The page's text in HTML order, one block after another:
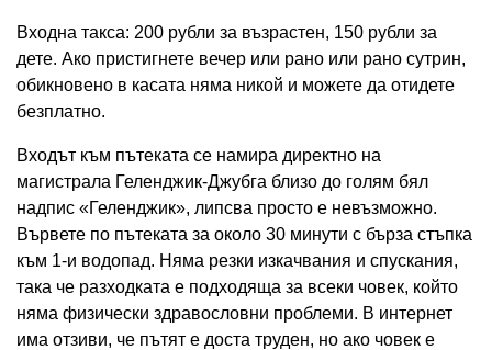
Входна такса: 200 рубли за възрастен, 150 рубли за
дете. Ако пристигнете вечер или рано или рано сутрин,
обикновено в касата няма никой и можете да отидете
безплатно.
Входът към пътеката се намира директно на
магистрала Геленджик-Джубга близо до голям бял
надпис «Геленджик», липсва просто е невъзможно.
Вървете по пътеката за около 30 минути с бърза стъпка
към 1-и водопад. Няма резки изкачвания и спускания,
така че разходката е подходяща за всеки човек, който
няма физически здравословни проблеми. В интернет
има отзиви, че пътят е доста труден, но ако човек е